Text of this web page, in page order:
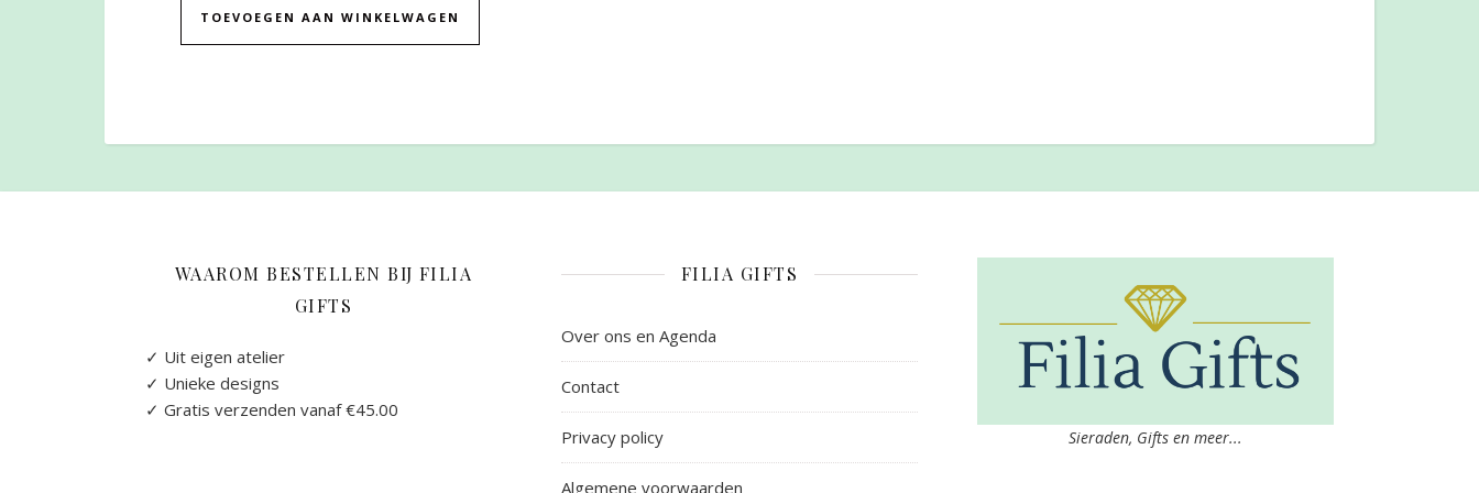
TOEVOEGEN AAN WINKELWAGEN
WAAROM BESTELLEN BIJ FILIA
GIFTS
✓ Uit eigen atelier
✓ Unieke designs
✓ Gratis verzenden vanaf €45.00
FILIA GIFTS
Over ons en Agenda
Contact
Privacy policy
Algemene voorwaarden
Sieraden, Gifts en meer...